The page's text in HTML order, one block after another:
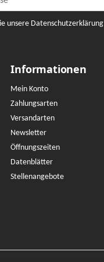
unsere Datenschutzerklärung
Informationen
Mein Konto
Zahlungsarten
Versandarten
Newsletter
Öffnungszeiten
Datenblätter
Stellenangebote